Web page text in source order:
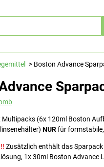
Boston Advance
Multipacks (6x 120ml Boston
NURfür
Zusätzlich enthält das
1x 30ml Boston Advance